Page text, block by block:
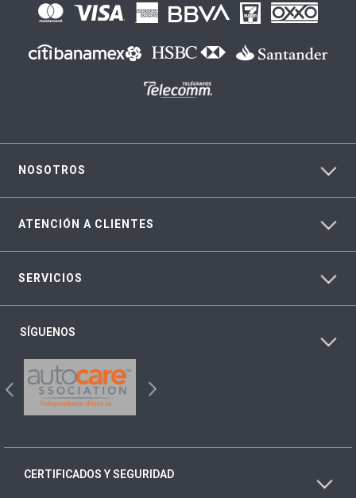
NOSOTROS
ATENCIÓN A CLIENTES
SERVICIOS
SÍGUENOS
CERTIFICADOS Y SEGURIDAD